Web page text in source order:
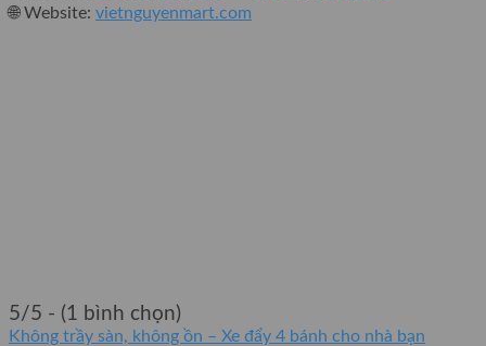
🌐 Website: vietnguyenmart.com
5/5 - (1 bình chọn)
Không trầy sàn, không ồn – Xe đẩy 4 bánh cho nhà bạn